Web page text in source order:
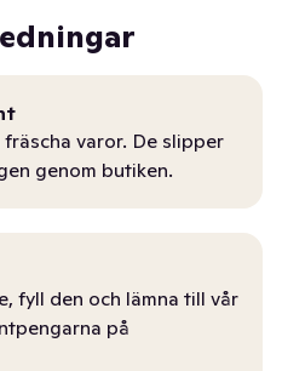
varor. De slipper
genom butiken.
fyll den och lämna till vår
på